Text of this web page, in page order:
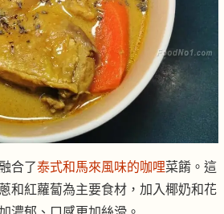
合了泰式和馬來風味的咖哩菜餚。這
和紅蘿蔔為主要食材，加入椰奶和花